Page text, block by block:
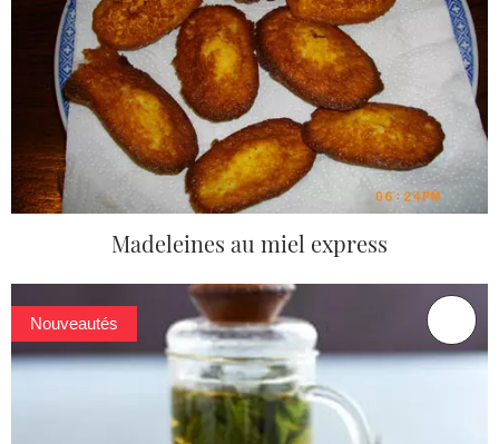
Madeleines au miel express
Nouveautés